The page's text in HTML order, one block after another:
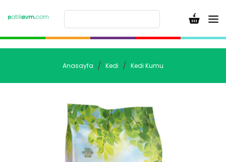
Anasayfa Kedi Kedi Kumu